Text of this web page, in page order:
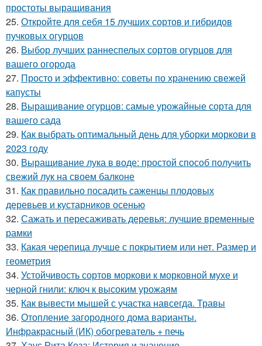
простоты выращивания
25. Откройте для себя 15 лучших сортов и гибридов
пучковых огурцов
26. Выбор лучших раннеспелых сортов огурцов для
вашего огорода
27. Просто и эффективно: советы по хранению свежей
капусты
28. Выращивание огурцов: самые урожайные сорта для
вашего сада
29. Как выбрать оптимальный день для уборки моркови в
2023 году
30. Выращивание лука в воде: простой способ получить
свежий лук на своем балконе
31. Как правильно посадить саженцы плодовых
деревьев и кустарников осенью
32. Сажать и пересаживать деревья: лучшие временные
рамки
33. Какая черепица лучше с покрытием или нет. Размер и
геометрия
34. Устойчивость сортов моркови к морковной мухе и
черной гнили: ключ к высоким урожаям
35. Как вывести мышей с участка навсегда. Травы
36. Отопление загородного дома варианты.
Инфракрасный (ИК) обогреватель + печь